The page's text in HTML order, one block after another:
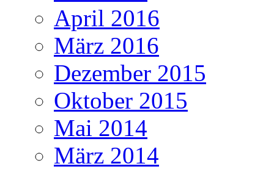
April 2016
März 2016
Dezember 2015
Oktober 2015
Mai 2014
März 2014